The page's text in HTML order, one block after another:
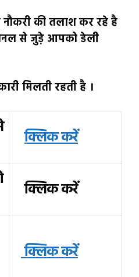
की तलाश कर रहे है
से जुड़े आपको डेली
मिलती रहती है ।
क्लिक करें
क्लिक करें
क्लिक करें